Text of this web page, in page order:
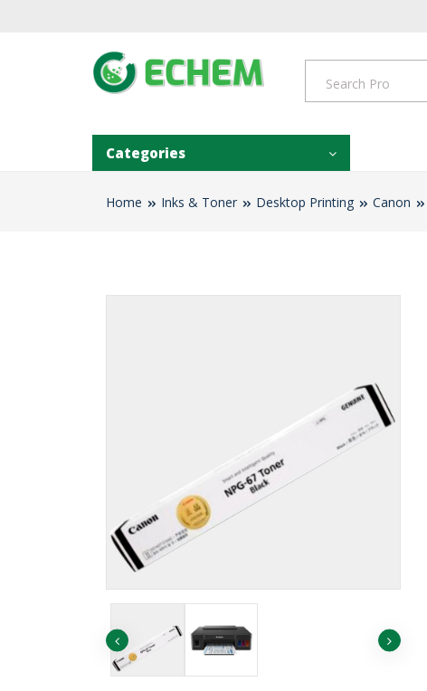
Categories
Home Inks & Toner Desktop Printing Canon